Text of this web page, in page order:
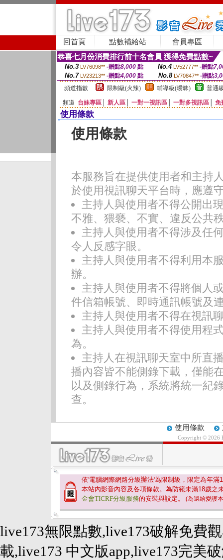
回首頁 點數補給站 會員專區
恭喜七月份消費排行前十名會員 獲得免費點數~
No.3 LV76098** -贈點8,000點 No.4 LV52777** -贈點
No.7 LV23213** -贈點4,000 點 No.8 LV70847** -贈點
頻道指數
限制級(火辣) 輔導級(曖昧) 普通
頻道 台妹專區 新人區 一對一視訊區 一對多視訊區 免
使用條款
使用條款
本服務旨在提供使用者和主持
於使用視訊聊天平台時，應遵
主持人與使用者不得公開出
不雅、猥褻、不實、違反公共
主持人與使用者不得涉及任
令人反感字眼。
主持人與使用者不得利用本
辦。
主持人與使用者不得將個人
件信箱帳號、即時通訊帳號及
主持人與使用者不得在視訊
主持人與使用者不得使用程
為。
主持人在視訊聊天室中所直
播內容皆不能側錄下載，僅能
以及側錄行為，系統將統一紀
查。
使用條款
Copyright © 2026
依'電腦網際網路分級辦法'為限制級，限定為年滿
本站內影音內容及各項條款。為防範未滿18歲之
金會TICRF分級服務的安裝與設定。 (為還給愛護
live173無限點數,live173破解免費
載,live173 中文版app,live173完美